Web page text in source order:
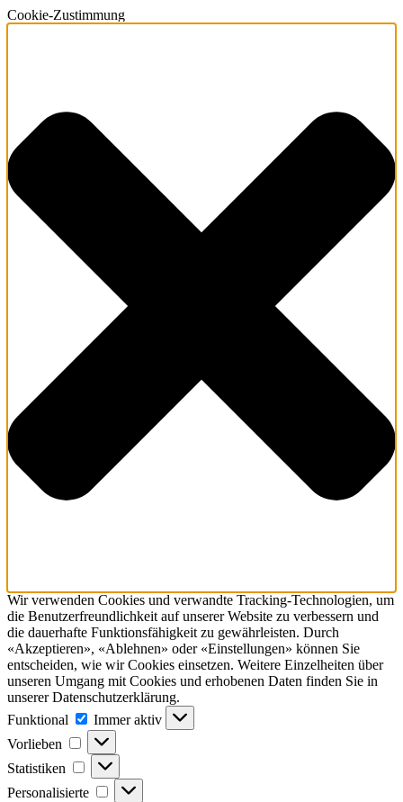
Cookie-Zustimmung
Wir verwenden Cookies und verwandte Tracking-Technologien, um
die Benutzerfreundlichkeit auf unserer Website zu verbessern und
die dauerhafte Funktionsfähig­keit zu gewährleisten. Durch
«Akzeptieren», «Ablehnen» oder «Einstellungen» können Sie
entscheiden, wie wir Cookies einsetzen. Weitere Einzelheiten über
unseren Umgang mit Cookies und erhobenen Daten finden Sie in
unserer Datenschutzerklärung.
Funktional
Funktional
Immer aktiv
Vorlieben
Vorlieben
Statistiken Statistiken
Personalisierte Personalisierte